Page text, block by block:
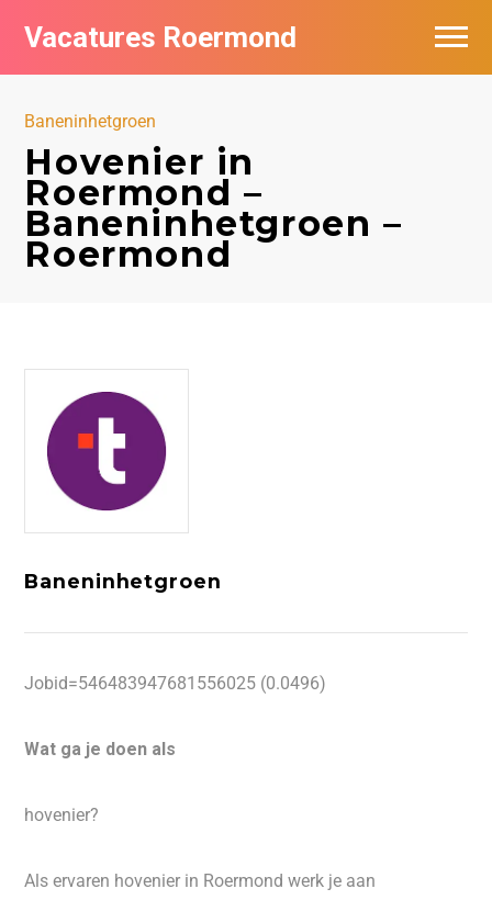
Vacatures Roermond
Baneninhetgroen
Hovenier in
Roermond –
Baneninhetgroen –
Roermond
Baneninhetgroen
Jobid=546483947681556025 (0.0496)
Wat ga je doen als
hovenier?
Als ervaren hovenier in Roermond werk je aan
Vacatures per bedrijf in Roermond
De populairste vacatures in Roermond
Nieuwsbrief feed